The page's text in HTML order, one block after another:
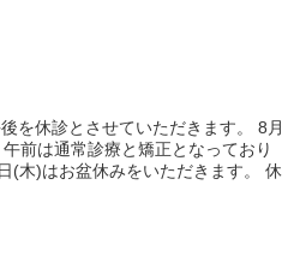
休診とさせていただきます。 8月
前は通常診療と矯正となっており